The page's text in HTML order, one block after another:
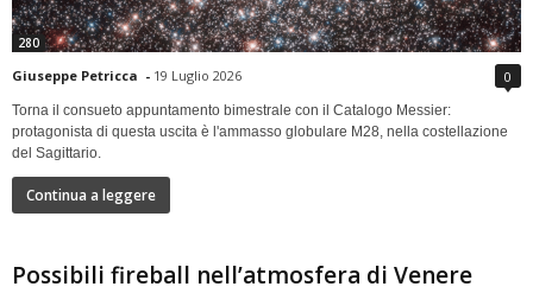
280
Giuseppe Petricca - 19 Luglio 2026 0
Torna il consueto appuntamento bimestrale con il Catalogo Messier:
protagonista di questa uscita è l'ammasso globulare M28, nella costellazione
del Sagittario.
Continua a leggere
Possibili fireball nell’atmosfera di Venere